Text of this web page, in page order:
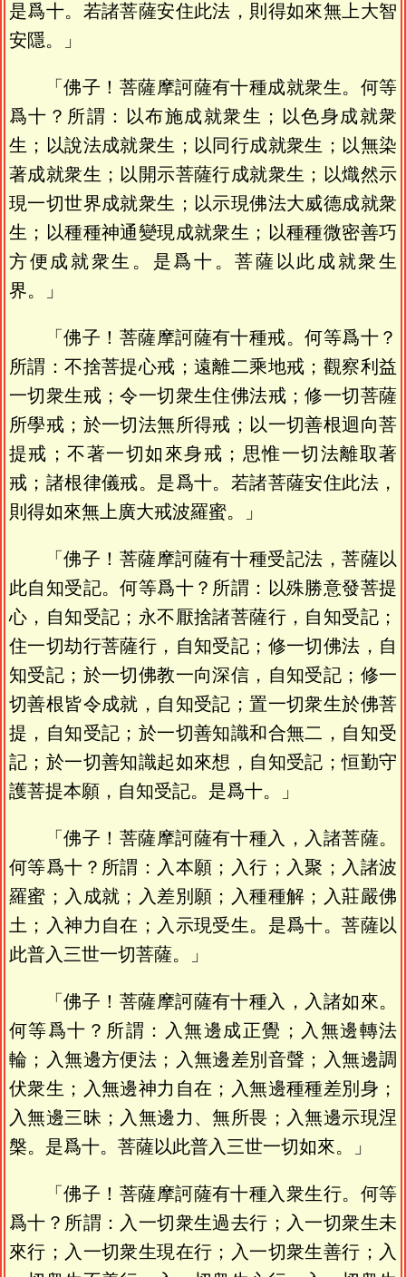
是爲十。若諸菩薩安住此法，則得如來無上大智
安隱。」
「佛子！菩薩摩訶薩有十種成就衆生。何等
爲十？所謂：以布施成就衆生；以色身成就衆
生；以說法成就衆生；以同行成就衆生；以無染
著成就衆生；以開示菩薩行成就衆生；以熾然示
現一切世界成就衆生；以示現佛法大威德成就衆
生；以種種神通變現成就衆生；以種種微密善巧
方便成就衆生。是爲十。菩薩以此成就衆生
界。」
「佛子！菩薩摩訶薩有十種戒。何等爲十？
所謂：不捨菩提心戒；遠離二乘地戒；觀察利益
一切衆生戒；令一切衆生住佛法戒；修一切菩薩
所學戒；於一切法無所得戒；以一切善根迴向菩
提戒；不著一切如來身戒；思惟一切法離取著
戒；諸根律儀戒。是爲十。若諸菩薩安住此法，
則得如來無上廣大戒波羅蜜。」
「佛子！菩薩摩訶薩有十種受記法，菩薩以
此自知受記。何等爲十？所謂：以殊勝意發菩提
心，自知受記；永不厭捨諸菩薩行，自知受記；
住一切劫行菩薩行，自知受記；修一切佛法，自
知受記；於一切佛教一向深信，自知受記；修一
切善根皆令成就，自知受記；置一切衆生於佛菩
提，自知受記；於一切善知識和合無二，自知受
記；於一切善知識起如來想，自知受記；恒勤守
護菩提本願，自知受記。是爲十。」
「佛子！菩薩摩訶薩有十種入，入諸菩薩。
何等爲十？所謂：入本願；入行；入聚；入諸波
羅蜜；入成就；入差別願；入種種解；入莊嚴佛
土；入神力自在；入示現受生。是爲十。菩薩以
此普入三世一切菩薩。」
「佛子！菩薩摩訶薩有十種入，入諸如來。
何等爲十？所謂：入無邊成正覺；入無邊轉法
輪；入無邊方便法；入無邊差別音聲；入無邊調
伏衆生；入無邊神力自在；入無邊種種差別身；
入無邊三昧；入無邊力、無所畏；入無邊示現涅
槃。是爲十。菩薩以此普入三世一切如來。」
「佛子！菩薩摩訶薩有十種入衆生行。何等
爲十？所謂：入一切衆生過去行；入一切衆生未
來行；入一切衆生現在行；入一切衆生善行；入